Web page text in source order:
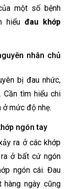
một số bệnh
hiểu đau khớp
nhân chủ
bị đau nhức,
Cần tìm hiểu chi
mức độ nhẹ.
ngón tay
ra ở các khớp
ở bất cứ ngón
ngón cái. Đau
hàng ngày cũng